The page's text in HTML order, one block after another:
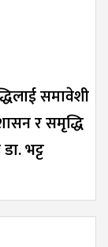
समावेशी
र समृद्धि
भट्ट